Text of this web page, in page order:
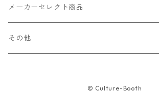
レザー（革）
ロングウォレット
ストラップ
メーカーセレクト商品
財布・キーケース・カードケース
その他
© Culture-Booth